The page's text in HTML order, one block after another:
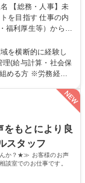
み 寮・社宅あり
す 仕事の内
福利厚生等）からお
囲を広げ、組織運
経営推進等をお任せ
を積んでいただき
験が浅くても安心！
総
ゼネラリストを目
を横断的に経験し
める方 ※労務経験
務、採用、教育業務
管理など）の経験
をもとにより良
スタッフ
か？★≫ お客様のお声
談室でのお仕事です。